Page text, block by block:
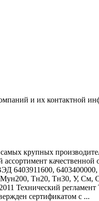
и их контактной
крупных
качественной
6403911600,
Тн20, Тн30, У, См,
Технический
сертификатом с ...